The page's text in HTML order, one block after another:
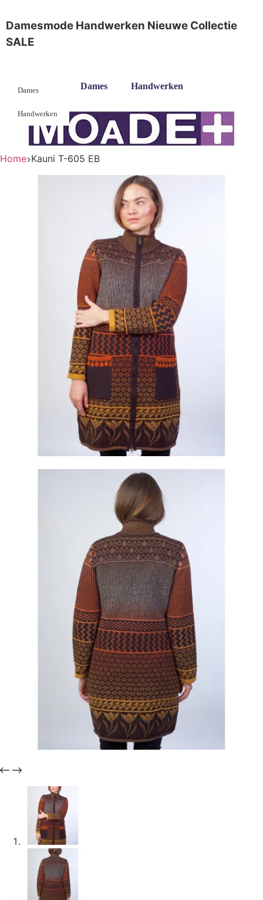
Damesmode Handwerken Nieuwe Collectie
SALE
Dames Handwerken
Dames
Handwerken
Home Kauni T-605 EB